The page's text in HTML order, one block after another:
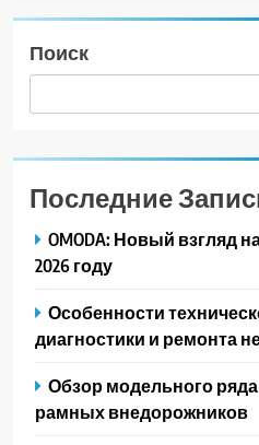
Поиск
Последние
OMODA: Новый взгляд
2026 году
Особенности
диагностики и ремонта
Обзор модельного
рамных внедорожников